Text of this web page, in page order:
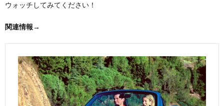
ウォッチしてみてください！
関連情報→